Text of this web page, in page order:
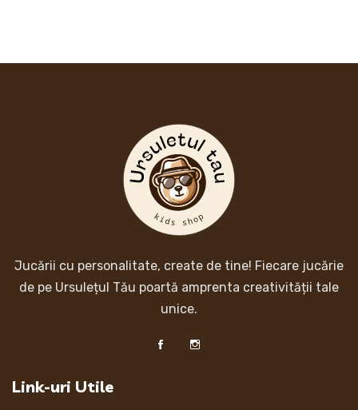
Jucării cu personalitate, create de tine! Fiecare jucărie
de pe Ursulețul Tău poartă amprenta creativității tale
unice.
Link-uri Utile